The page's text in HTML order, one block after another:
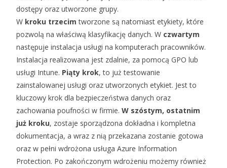
dostępy oraz utworzone grupy.
W kroku trzecim tworzone są natomiast etykiety, które
pozwolą na właściwą klasyfikację danych. W czwartym
następuje instalacja usługi na komputerach pracowników.
Instalacja realizowana jest zdalnie, za pomocą GPO lub
usługi Intune. Piąty krok, to już testowanie
zainstalowanej usługi oraz utworzonych etykiet. Jest to
kluczowy krok dla bezpieczeństwa danych oraz
zachowania poufności w firmie. W szóstym, ostatnim
już kroku, zostaje sporządzona dokładna i kompletna
dokumentacja, a wraz z nią przekazana zostanie gotowa
oraz w pełni wdrożona usługa Azure Information
Protection. Po zakończonym wdrożeniu możemy również